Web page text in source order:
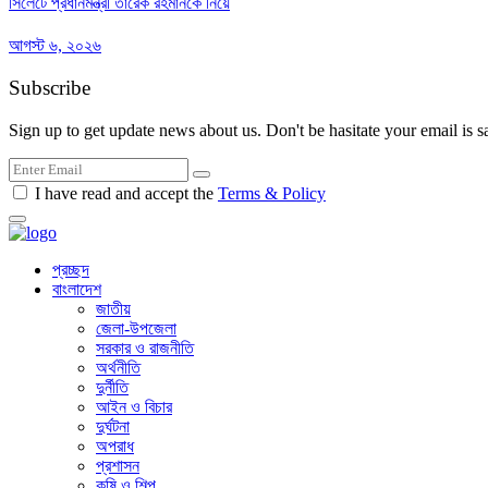
আগস্ট ৬, ২০২৬
Subscribe
Sign up to get update news about us. Don't be hasitate your email is
I have read and accept the Terms & Policy
প্রচ্ছদ
বাংলাদেশ
জাতীয়
জেলা-উপজেলা
সরকার ও রাজনীতি
অর্থনীতি
দুর্নীতি
আইন ও বিচার
দুর্ঘটনা
অপরাধ
প্রশাসন